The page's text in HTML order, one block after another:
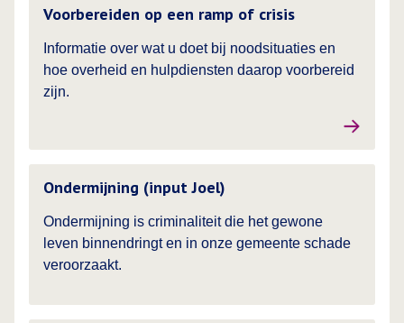
Voorbereiden op een ramp of crisis
Informatie over wat u doet bij noodsituaties en
hoe overheid en hulpdiensten daarop voorbereid
zijn.
Ondermijning (input Joel)
Ondermijning is criminaliteit die het gewone
leven binnendringt en in onze gemeente schade
veroorzaakt.